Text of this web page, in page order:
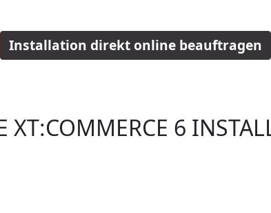
Installation direkt online beauftragen
XT:COMMERCE 6